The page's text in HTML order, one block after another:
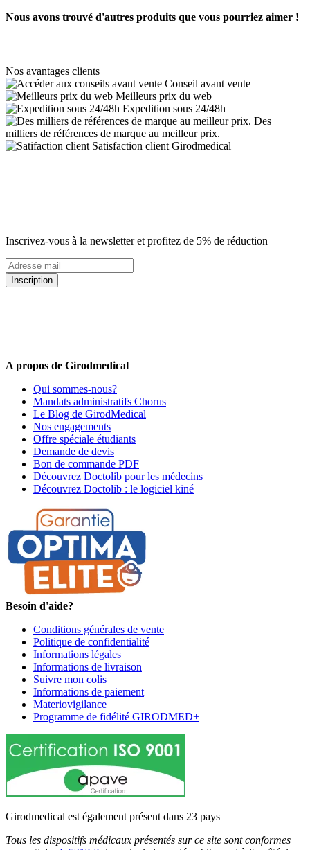
Nous avons trouvé d'autres produits que vous pourriez aimer !
Nos avantages clients
Conseil avant vente
Meilleurs prix du web
Expedition sous 24/48h
Des
milliers de références de marque au meilleur prix.
Satisfaction client Girodmedical
Inscrivez-vous à la newsletter et profitez de 5% de réduction
Inscription
A propos de Girodmedical
Qui sommes-nous?
Mandats administratifs Chorus
Le Blog de GirodMedical
Nos engagements
Offre spéciale étudiants
Demande de devis
Bon de commande PDF
Découvrez Doctolib pour les médecins
Découvrez Doctolib : le logiciel kiné
Besoin d'aide?
Conditions générales de vente
Politique de confidentialité
Informations légales
Informations de livraison
Suivre mon colis
Informations de paiement
Materiovigilance
Programme de fidélité GIRODMED+
Girodmedical est également présent dans 23 pays
Tous les dispositifs médicaux présentés sur ce site sont conformes